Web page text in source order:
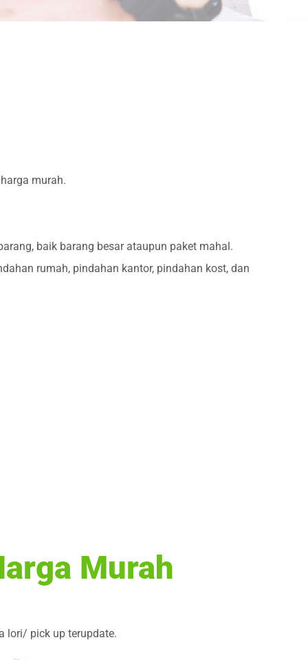
murah.
baik barang besar ataupun paket mahal.
rumah, pindahan kantor, pindahan kost, dan
Murah
lori/ pick up terupdate.